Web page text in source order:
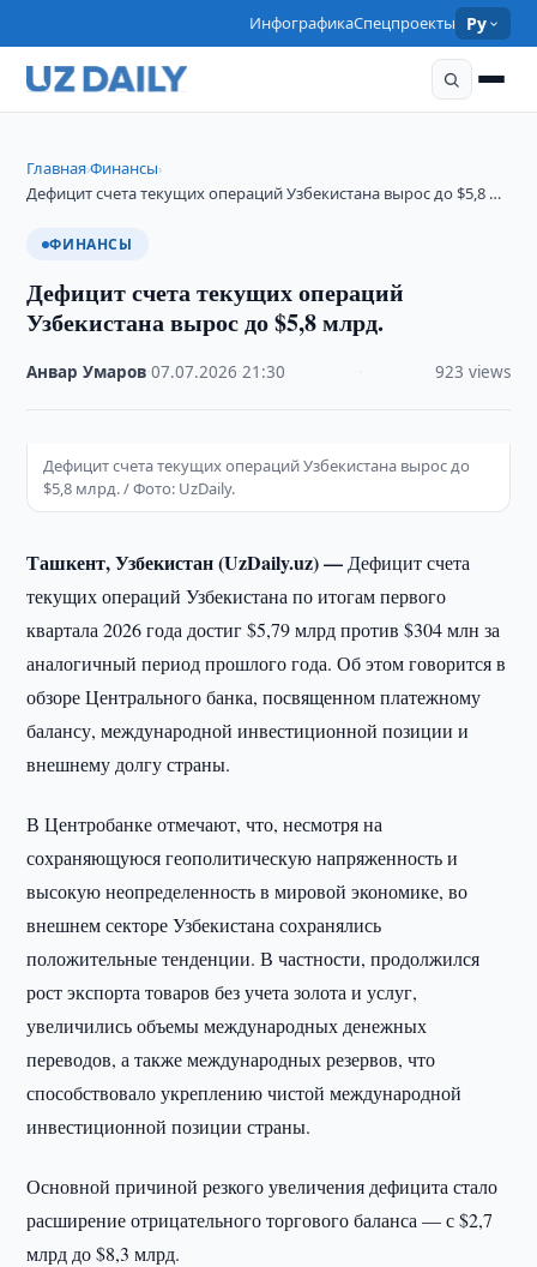
ИнфографикаСпецпроекты Ру
Главная›Финансы›
Дефицит счета текущих операций Узбекистана вырос до $5,8 …
ФИНАНСЫ
Дефицит счета текущих операций
Узбекистана вырос до $5,8 млрд.
Анвар Умаров ·07.07.2026 ·21:30 923 views
Дефицит счета текущих операций Узбекистана вырос до
$5,8 млрд. / Фото: UzDaily.
Ташкент, Узбекистан (UzDaily.uz) —Дефицит счета
текущих операций Узбекистана по итогам первого
квартала 2026 года достиг $5,79 млрд против $304 млн за
аналогичный период прошлого года. Об этом говорится в
обзоре Центрального банка, посвященном платежному
балансу, международной инвестиционной позиции и
внешнему долгу страны.
В Центробанке отмечают, что, несмотря на
сохраняющуюся геополитическую напряженность и
высокую неопределенность в мировой экономике, во
внешнем секторе Узбекистана сохранялись
положительные тенденции. В частности, продолжился
рост экспорта товаров без учета золота и услуг,
увеличились объемы международных денежных
переводов, а также международных резервов, что
способствовало укреплению чистой международной
инвестиционной позиции страны.
Основной причиной резкого увеличения дефицита стало
расширение отрицательного торгового баланса — с $2,7
млрд до $8,3 млрд.